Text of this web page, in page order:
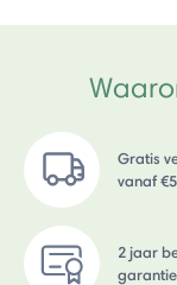
Gratis
vanaf
2 jaar
garantie